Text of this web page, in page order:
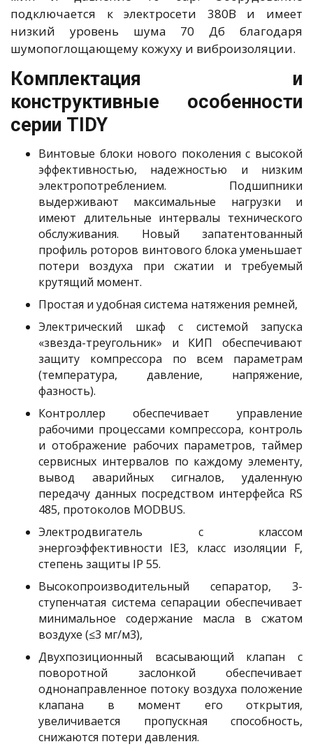
подключается к электросети 380В и имеет
низкий уровень шума 70 Дб благодаря
шумопоглощающему кожуху и виброизоляции.
Комплектация и
конструктивные особенности
серии TIDY
Винтовые блоки нового поколения с высокой
эффективностью, надежностью и низким
электропотреблением. Подшипники
выдерживают максимальные нагрузки и
имеют длительные интервалы технического
обслуживания. Новый запатентованный
профиль роторов винтового блока уменьшает
потери воздуха при сжатии и требуемый
крутящий момент.
Простая и удобная система натяжения ремней,
Электрический шкаф с системой запуска
«звезда-треугольник» и КИП обеспечивают
защиту компрессора по всем параметрам
(температура, давление, напряжение,
фазность).
Контроллер обеспечивает управление
рабочими процессами компрессора, контроль
и отображение рабочих параметров, таймер
сервисных интервалов по каждому элементу,
вывод аварийных сигналов, удаленную
передачу данных посредством интерфейса RS
485, протоколов MODBUS.
Электродвигатель с классом
энергоэффективности IE3, класс изоляции F,
степень защиты IP 55.
Высокопроизводительный сепаратор, 3-
ступенчатая система сепарации обеспечивает
минимальное содержание масла в сжатом
воздухе (≤3 мг/м3),
Двухпозиционный всасывающий клапан с
поворотной заслонкой обеспечивает
однонаправленное потоку воздуха положение
клапана в момент его открытия,
увеличивается пропускная способность,
снижаются потери давления.